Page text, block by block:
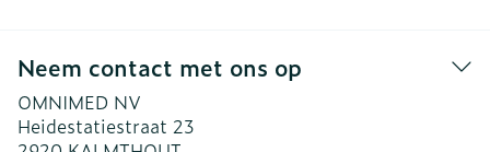
Neem contact met ons op
OMNIMED NV
Heidestatiestraat 23